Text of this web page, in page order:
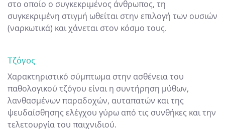
στο οποίο ο συγκεκριμένος άνθρωπος, τη
συγκεκριμένη στιγμή ωθείται στην επιλογή των ουσιών
(ναρκωτικά) και χάνεται στον κόσμο τους.
Τζόγος
Χαρακτηριστικό σύμπτωμα στην ασθένεια του
παθολογικού τζόγου είναι η συντήρηση μύθων,
λανθασμένων παραδοχών, αυταπατών και της
ψευδαίσθησης ελέγχου γύρω από τις συνθήκες και την
τελετουργία του παιχνιδιού.